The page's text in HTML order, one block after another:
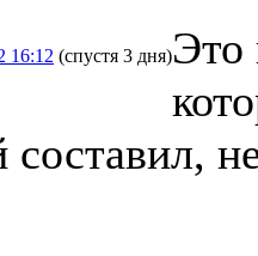
16:12 (спустя 3 дня)Это